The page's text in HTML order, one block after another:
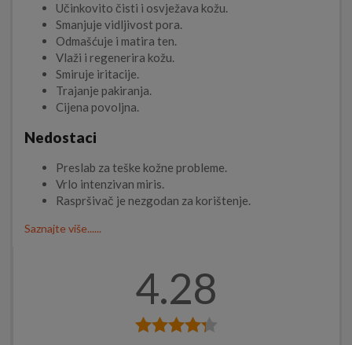
Učinkovito čisti i osvježava kožu.
Smanjuje vidljivost pora.
Odmašćuje i matira ten.
Vlaži i regenerira kožu.
Smiruje iritacije.
Trajanje pakiranja.
Cijena povoljna.
Nedostaci
Preslab za teške kožne probleme.
Vrlo intenzivan miris.
Raspršivač je nezgodan za korištenje.
Saznajte više......
4.28